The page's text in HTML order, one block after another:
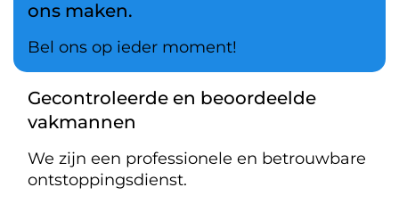
ons maken.
Bel ons op ieder moment!
Gecontroleerde en beoordeelde
vakmannen
We zijn een professionele en betrouwbare
ontstoppingsdienst.